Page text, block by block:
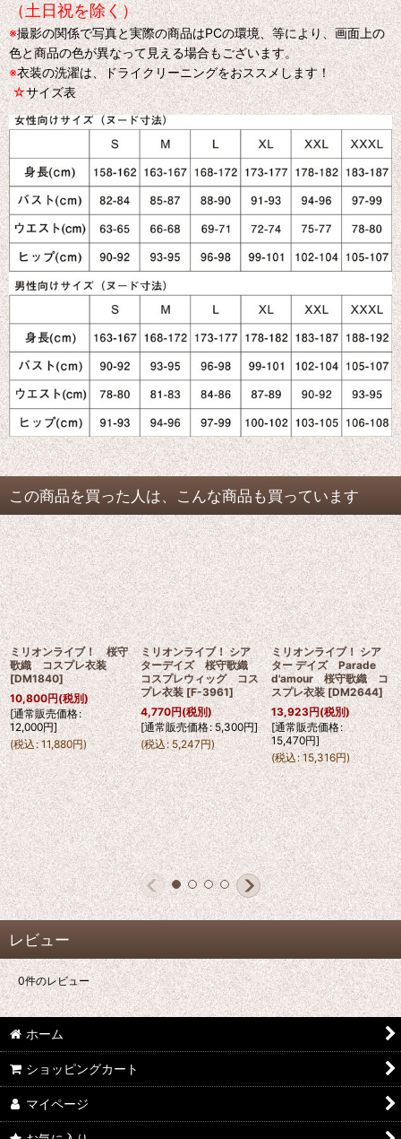
（土日祝を除く）
※撮影の関係で写真と実際の商品はPCの環境、等により、画面上の
色と商品の色が異なって見える場合もございます。
※衣装の洗濯は、ドライクリーニングをおススメします！
☆サイズ表
この商品を買った人は、こんな商品も買っています
ミリオンライブ！ 桜守
歌織 コスプレ衣装
[DM1840]
10,800円(税別)
[通常販売価格:
12,000円]
(税込: 11,880円)
ミリオンライブ！ シア
ターデイズ 桜守歌織
コスプレウィッグ コス
プレ衣装 [F-3961]
4,770円(税別)
[通常販売価格: 5,300円]
(税込: 5,247円)
ミリオンライブ！ シア
ター デイズ Parade
d'amour 桜守歌織 コ
スプレ衣装 [DM2644]
13,923円(税別)
[通常販売価格:
15,470円]
(税込: 15,316円)
レビュー
0件のレビュー
ホーム
ショッピングカート
マイページ